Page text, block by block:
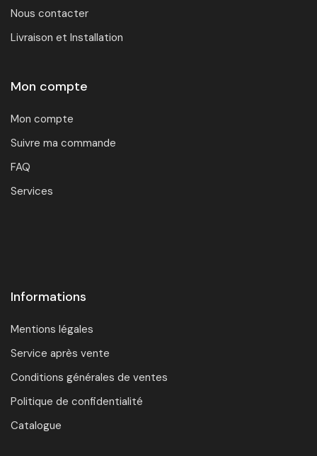
Nous contacter
Livraison et Installation
Mon compte
Mon compte
Suivre ma commande
FAQ
Services
Informations
Mentions légales
Service après vente
Conditions générales de ventes
Politique de confidentialité
Catalogue